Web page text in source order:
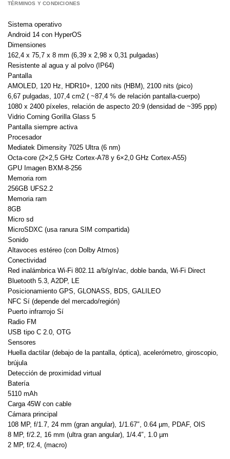
TÉRMINOS Y CONDICIONES
Sistema operativo
Android 14 con HyperOS
Dimensiones
162,4 x 75,7 x 8 mm (6,39 x 2,98 x 0,31 pulgadas)
Resistente al agua y al polvo (IP64)
Pantalla
AMOLED, 120 Hz, HDR10+, 1200 nits (HBM), 2100 nits (pico)
6,67 pulgadas, 107,4 cm2 ( ~87,4 % de relación pantalla-cuerpo)
1080 x 2400 píxeles, relación de aspecto 20:9 (densidad de ~395 ppp)
Vidrio Corning Gorilla Glass 5
Pantalla siempre activa
Procesador
Mediatek Dimensity 7025 Ultra (6 nm)
Octa-core (2×2,5 GHz Cortex-A78 y 6×2,0 GHz Cortex-A55)
GPU Imagen BXM-8-256
Memoria rom
256GB UFS2.2
Memoria ram
8GB
Micro sd
MicroSDXC (usa ranura SIM compartida)
Sonido
Altavoces estéreo (con Dolby Atmos)
Conectividad
Red inalámbrica Wi-Fi 802.11 a/b/g/n/ac, doble banda, Wi-Fi Direct
Bluetooth 5.3, A2DP, LE
Posicionamiento GPS, GLONASS, BDS, GALILEO
NFC Sí (depende del mercado/región)
Puerto infrarrojo Sí
Radio FM
USB tipo C 2.0, OTG
Sensores
Huella dactilar (debajo de la pantalla, óptica), acelerómetro, giroscopio,
brújula
Detección de proximidad virtual
Batería
5110 mAh
Carga 45W con cable
Cámara principal
108 MP, f/1.7, 24 mm (gran angular), 1/1.67″, 0.64 µm, PDAF, OIS
8 MP, f/2.2, 16 mm (ultra gran angular), 1/4.4″, 1.0 µm
2 MP, f/2.4, (macro)